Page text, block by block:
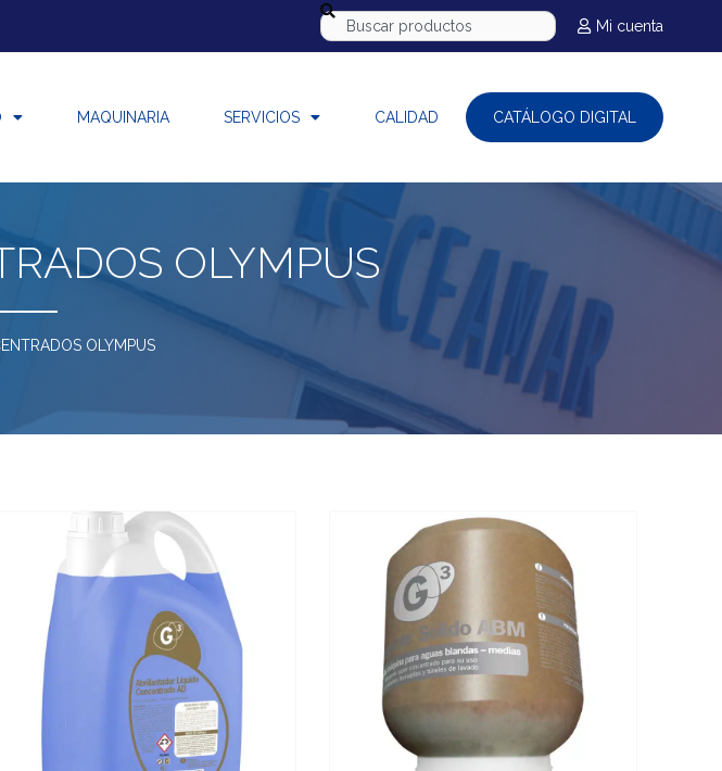
Mi cuenta
MAQUINARIA SERVICIOS CALIDAD CATÁLOGO DIGITAL
OLYMPUS
OLYMPUS